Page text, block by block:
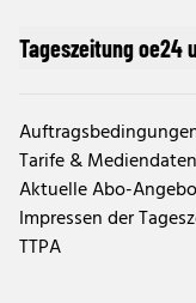
Tageszeitung oe24
Tarife & Mediendaten
Aktuelle Abo-
Impressen der
TTPA